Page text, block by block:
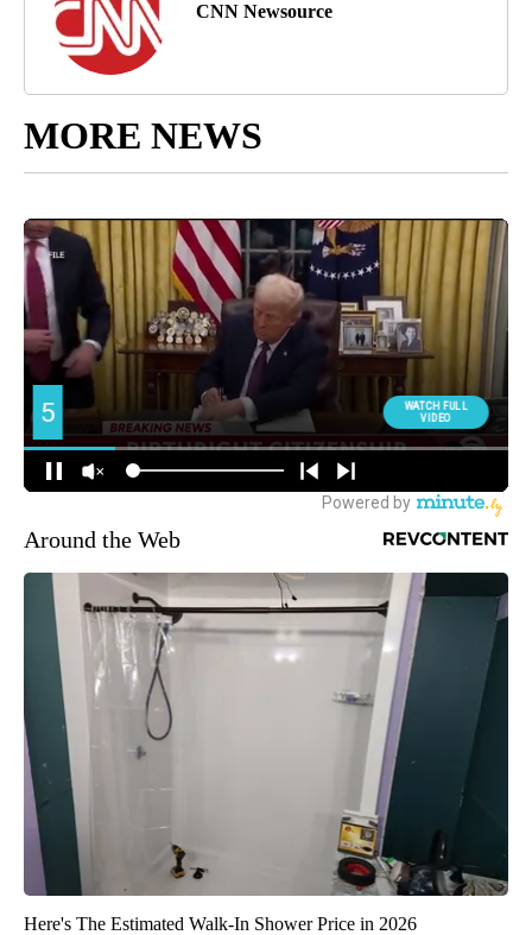
CNN Newsource
MORE NEWS
Around the Web
Here's The Estimated Walk-In Shower Price in 2026